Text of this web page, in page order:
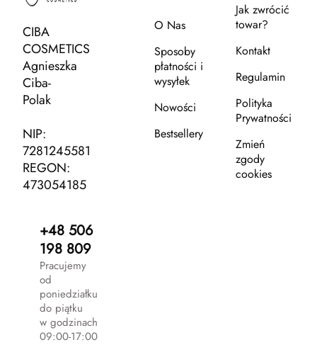
CIBA
COSMETICS
Agnieszka
Ciba-
Polak
NIP:
7281245581
REGON:
473054185
+48 506
198 809
Pracujemy
od
poniedziałku
do piątku
w godzinach
09:00-17:00
O Nas
Sposoby
płatności i
wysyłek
Nowości
Bestsellery
Jak zwrócić
towar?
Kontakt
Regulamin
Polityka
Prywatności
Zmień
zgody
cookies